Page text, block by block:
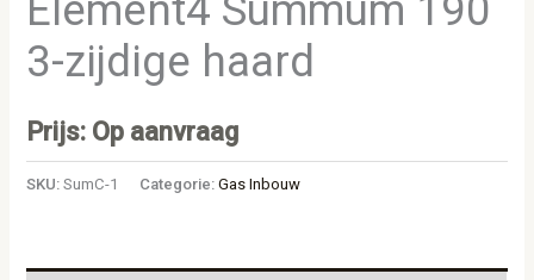
3-zijdige haard
Prijs: Op aanvraag
SKU:SumC-1 Categorie:Gas Inbouw